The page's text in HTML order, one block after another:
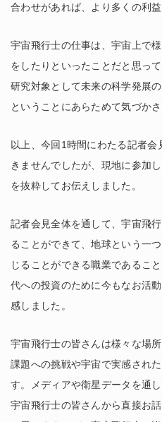
合わせがあれば、より多くの利
宇宙飛行士の仕事は、宇宙上で
をしたりといったことだと思っ
研究対象として未来の科学発展
ということにあらためて気づかさ
以上、今回1時間にわたる記者
きませんでしたが、現地に参加
を抜粋してお伝えしました。
記者会見全体を通して、宇宙飛
ることができて、地球という一
じることができる職業であるこ
代への投資のために今もなお活
感しました。
宇宙飛行士の皆さんは様々な場
課題への挑戦や宇宙で実感され
す。メディアや衛星データを通
宇宙飛行士の皆さんから直接お